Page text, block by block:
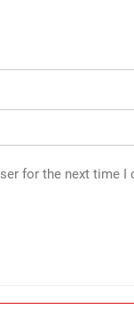
for the next time I